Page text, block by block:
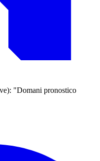
"Domani pronostico